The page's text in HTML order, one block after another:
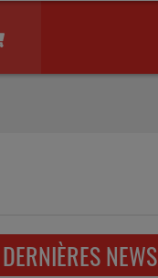
DERNIÈRES NEWS